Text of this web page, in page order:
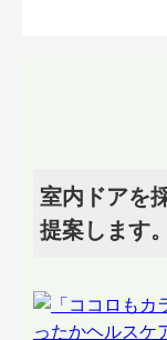
室内ドアを
提案します。